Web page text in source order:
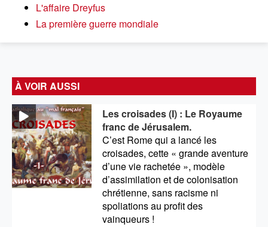
L'affaire Dreyfus
La première guerre mondiale
À VOIR AUSSI
Les croisades(I) : Le Royaume
franc de Jérusalem.
C’est Rome qui a lancé les
croisades, cette « grande aventure
d’une vie rachetée », modèle
d’assimilation et de colonisation
chrétienne, sans racisme ni
spoliations au profit des
vainqueurs !